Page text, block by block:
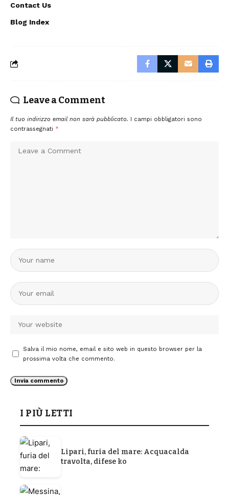
Contact Us
Blog Index
Leave a Comment
Il tuo indirizzo email non sarà pubblicato. I campi obbligatori sono
contrassegnati *
Salva il mio nome, email e sito web in questo browser per la
prossima volta che commento.
I PIÙ LETTI
Lipari, furia del mare: Acquacalda
travolta, difese ko